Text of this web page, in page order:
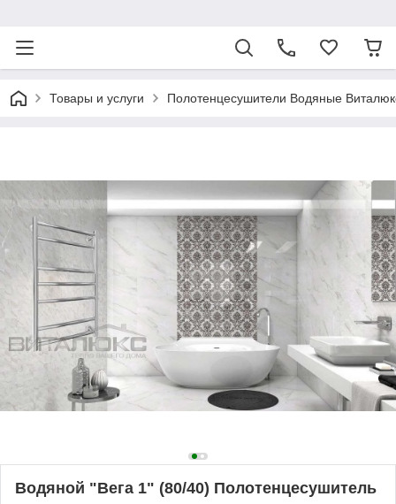
Товары и услуги Полотенцесушители Водяные
Водяной "Вега 1" (80/40) Полотенцесушитель